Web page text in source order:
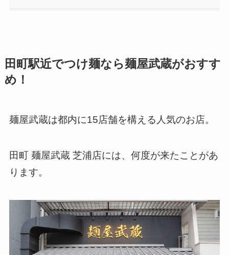
田町駅近でつけ麺なら麺屋武蔵がおすす
め！
麺屋武蔵は都内に15店舗を構える人気のお店。
田町 麺屋武蔵 芝浦店には、何度が来たことがあ
ります。